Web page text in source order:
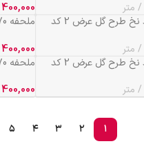
متر
400,000
ملحفه 70 درصد نخ طرح گل عرض 2 کد
متر
400,000
ملحفه 70 درصد نخ طرح گل عرض 2 کد
متر
400,000
۱ ۲ ۳ ۴ ۵